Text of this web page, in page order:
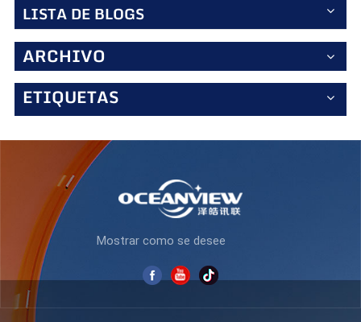
que lo convierte en la solución ideal para
videoconferencias, creación de contenido y
entretenimiento en casa. Su diseño elegante y compacto
combina un rendimiento potente con funciones intuitivas,
inteligentes. 3. Monitor empresarial S270Q75: precisión
profesional Diseñado para la productividad, el S270Q75
cd/m² y una gama de colores del 72 %. 4.¿Por qué
visitarnos en el Stand H44? - Demostraciones en vivo:
pruebe nuestras pantallas de primera mano y
experimente su rendimiento superior. - Información de
expertos: Nuestro equipo estará disponible para discutir
las opciones de personalización y las especificaciones
técnicas. - Oportunidades de networking: conéctese con
líderes de la industria y explore posibles colaboraciones. -
Ofertas exclusivas: descubre promociones especiales
disponibles solo para los asistentes a la feria. ¡Únase a
nosotros para dar forma al futuro de la tecnología de
visualización! La Electronica Expo Kazakhstan 2025 es el
LISTA DE BLOGS
ARCHIVO
ETIQUETAS
Mostrar como se desee